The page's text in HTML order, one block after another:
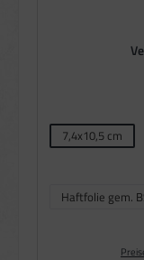
7,4x10,5 cm
Haftfolie gem.